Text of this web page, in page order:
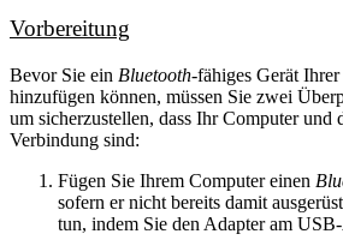
Vorbereitung
Bevor Sie ein Bluetooth-fähiges Gerät
hinzufügen können, müssen Sie zwei
um sicherzustellen, dass Ihr Computer und
Verbindung sind:
Fügen Sie Ihrem Computer einen
sofern er nicht bereits damit
tun, indem Sie den Adapter am